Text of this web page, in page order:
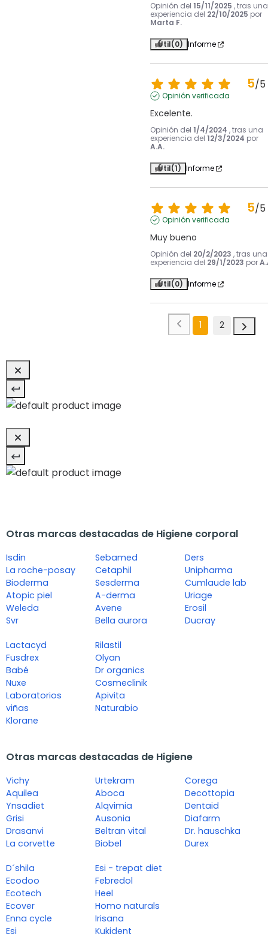
Opinión del 15/11/2025 , tras una
experiencia del 22/10/2025 por
Marta F.
Útil(0) Informe
5/5
Opinión verificada
Excelente.
Opinión del 1/4/2024 , tras una
experiencia del 12/3/2024 por
A.A.
Útil(1) Informe
5/5
Opinión verificada
Muy bueno
Opinión del 20/2/2023 , tras una
experiencia del 29/1/2023 por
Útil(0) Informe
1 2
Otras marcas destacadas de Higiene corporal
Isdin
La roche-posay
Bioderma
Atopic piel
Weleda
Svr
Sebamed
Cetaphil
Sesderma
A-derma
Avene
Bella aurora
Ders
Unipharma
Cumlaude lab
Uriage
Erosil
Ducray
Lactacyd
Fusdrex
Babé
Nuxe
Laboratorios
viñas
Klorane
Rilastil
Olyan
Dr organics
Cosmeclinik
Apivita
Naturabio
Otras marcas destacadas de Higiene
Vichy
Aquilea
Ynsadiet
Grisi
Drasanvi
La corvette
Urtekram
Aboca
Alqvimia
Ausonia
Beltran vital
Biobel
Corega
Decottopia
Dentaid
Diafarm
Dr. hauschka
Durex
D´shila
Ecodoo
Ecotech
Ecover
Enna cycle
Esi
Esi - trepat diet
Febredol
Heel
Homo naturals
Irisana
Kukident